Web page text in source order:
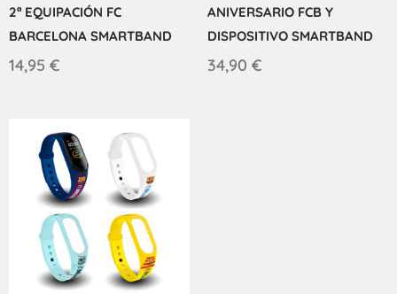
2ª EQUIPACIÓN FC
BARCELONA SMARTBAND
14,95 €
ANIVERSARIO FCB Y
DISPOSITIVO SMARTBAND
34,90 €